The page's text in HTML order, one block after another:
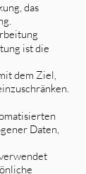
das
ist die
dem Ziel,
Daten,